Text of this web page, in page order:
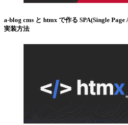
a-blog cms と htmx で作る SPA(Single
実装方法